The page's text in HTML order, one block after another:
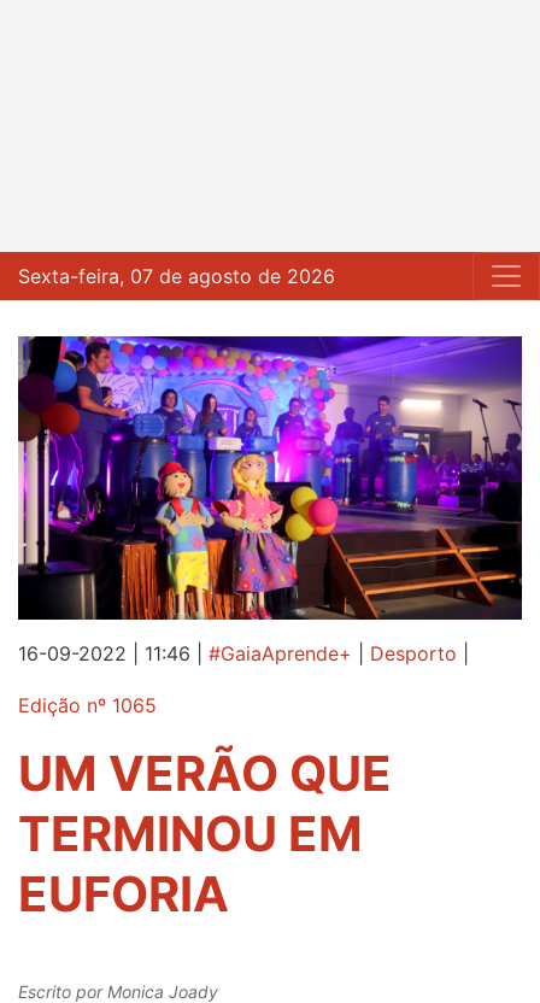
Sexta-feira, 07 de agosto de 2026
16-09-2022 | 11:46 #GaiaAprende+ Desporto
Edição nº 1065
UM VERÃO QUE
TERMINOU EM
EUFORIA
Escrito porMonica Joady